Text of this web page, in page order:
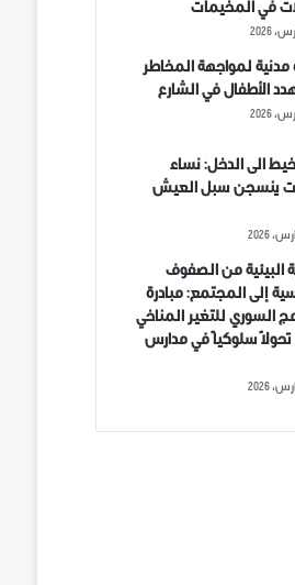
في المخيمات
مدنية لمواجهة المخاطر
الأطفال في الشارع
الى الدخل: نساء
ينسجن سبل العيش
البيئية من الصفوف
إلى المجتمع: مبادرة
السوري للتغير المناخي
سلوكياً في مدارس